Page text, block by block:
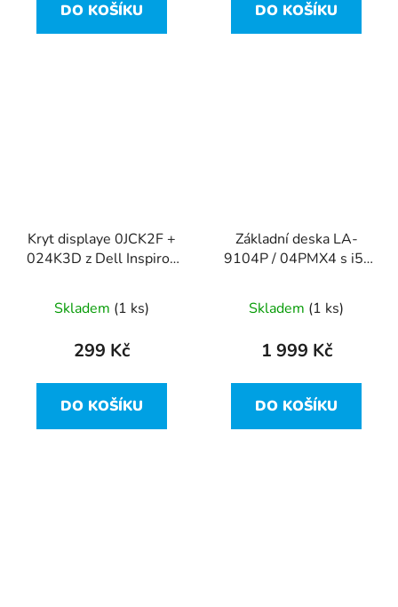
DO KOŠÍKU DO KOŠÍKU
Kryt displaye 0JCK2F +
024K3D z Dell Inspiron
Skladem (1 ks)
299 Kč
DO KOŠÍKU
Základní deska LA-
9104P / 04PMX4 s i5-
15R-5521
Skladem (1 ks)
1 999 Kč
DO KOŠÍKU